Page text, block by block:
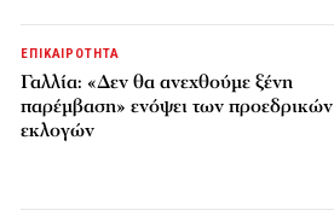
ΕΠΙΚΑΙΡΟΤΗΤΑ
Γαλλία: «Δεν θα ανεχθούμε ξένη
παρέμβαση» ενόψει των προεδρικών
εκλογών